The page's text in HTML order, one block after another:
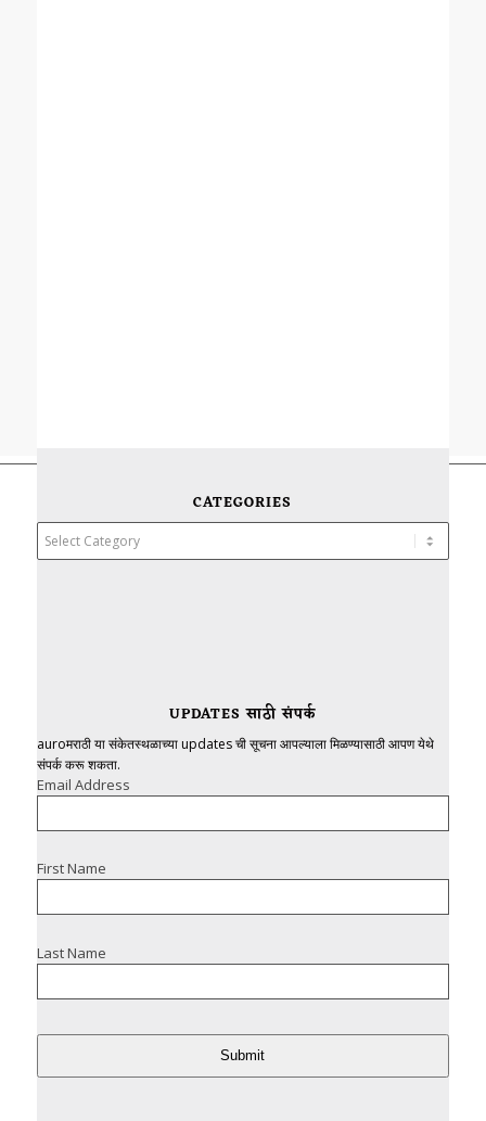
CATEGORIES
Categories
UPDATES साठी संपर्क
auroमराठी या संकेतस्थळाच्या updates ची सूचना आपल्याला मिळण्यासाठी आपण येथे
संपर्क करू शकता.
Email Address
First Name
Last Name
Submit